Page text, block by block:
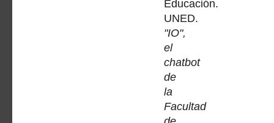
Educación.
UNED.
"IO",
el
chatbot
de
la
Facultad